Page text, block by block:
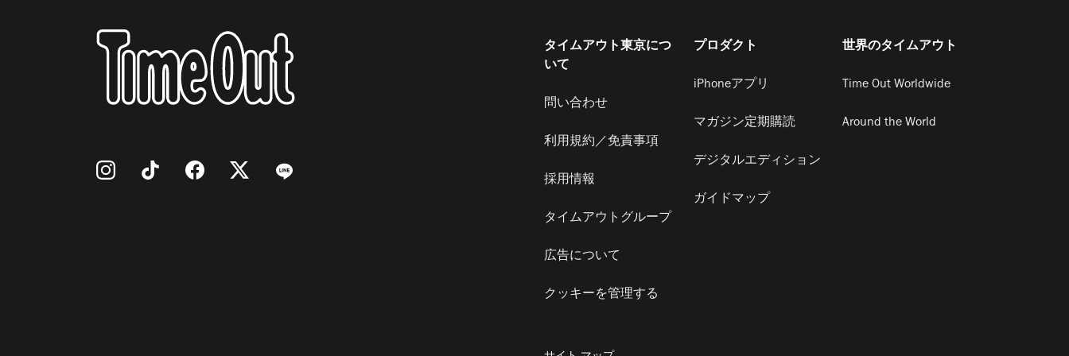
タイムアウト東京につ
いて
問い合わせ
利用規約／免責事項
採用情報
タイムアウトグループ
広告について
クッキーを管理する
プロダクト
iPhoneアプリ
マガジン定期購読
デジタルエディション
ガイドマップ
世界のタイムアウト
Time Out Worldwide
Around the World